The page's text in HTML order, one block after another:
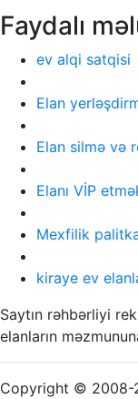
Faydalı
ev alqi satqisi
Elan
Elan silmə və
Elanı VİP
Mexfilik
kiraye ev
Saytın rəhbərliyi
elanların
Copyright © 2008-